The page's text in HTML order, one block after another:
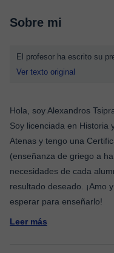
Sobre mi
El profesor ha escrito su
Ver texto original
Hola, soy Alexandros
Soy licenciada en Historia
Atenas y tengo una
(enseñanza de griego a
necesidades de cada
resultado deseado. ¡Amo
Leer más